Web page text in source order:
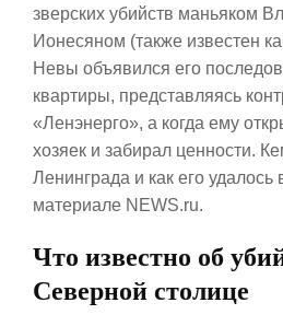
зверских убийств маньяком
Ионесяном (также известен
Невы объявился его
квартиры, представляясь
«Ленэнерго», а когда ему
хозяек и забирал ценности.
Ленинграда и как его
материале NEWS.ru.
Что известно об
Северной столице